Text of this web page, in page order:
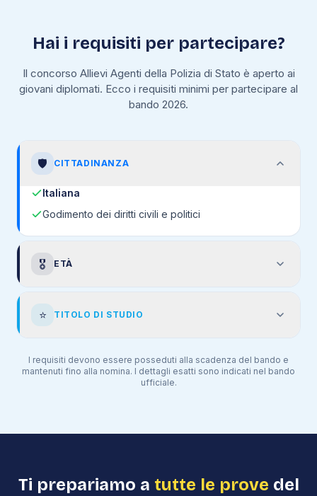
Hai i requisiti per partecipare?
Il concorso Allievi Agenti della Polizia di Stato è aperto ai
giovani diplomati. Ecco i requisiti minimi per partecipare al
bando 2026.
🛡️ CITTADINANZA
Italiana
Godimento dei diritti civili e politici
🎖️ ETÀ
⭐ TITOLO DI STUDIO
I requisiti devono essere posseduti alla scadenza del bando e
mantenuti fino alla nomina. I dettagli esatti sono indicati nel bando
ufficiale.
Ti prepariamo a tutte le prove del